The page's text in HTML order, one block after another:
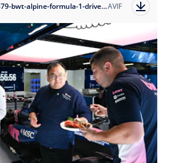
1763655501-1757317379-bwt-alpine-formula-1-drivers-pierre-gasly-and-franco-colapinto-with-chef-pasquale-puziello?auto=formatAVIF